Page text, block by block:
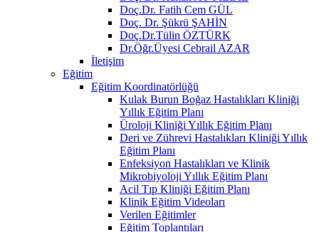
Doç.Dr. Fatih Cem GÜL
Doç. Dr. Şükrü ŞAHİN
Doç.Dr.Tülin ÖZTÜRK
Dr.Öğr.Üyesi Cebrail AZAR
İletişim
Eğitim
Eğitim Koordinatörlüğü
Kulak Burun Boğaz Hastalıkları Kliniği
Yıllık Eğitim Planı
Üroloji Kliniği Yıllık Eğitim Planı
Deri ve Zührevi Hastalıkları Kliniği Yıllık
Eğitim Planı
Enfeksiyon Hastalıkları ve Klinik
Mikrobiyoloji Yıllık Eğitim Planı
Acil Tıp Kliniği Eğitim Planı
Klinik Eğitim Videoları
Verilen Eğitimler
Eğitim Toplantıları